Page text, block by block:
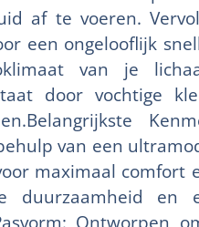
af te voeren.
een ongelooflijk
van je
door vochtige
van een
maximaal comfort
duurzaamheid en
Ontworpen